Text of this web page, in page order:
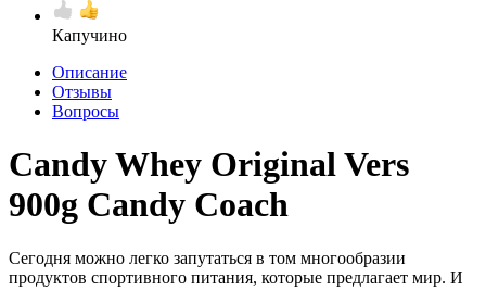
Капучино
Описание
Отзывы
Вопросы
Candy Whey Original Vers
900g Candy Coach
Сегодня можно легко запутаться в том многообразии
продуктов спортивного питания, которые предлагает мир. И